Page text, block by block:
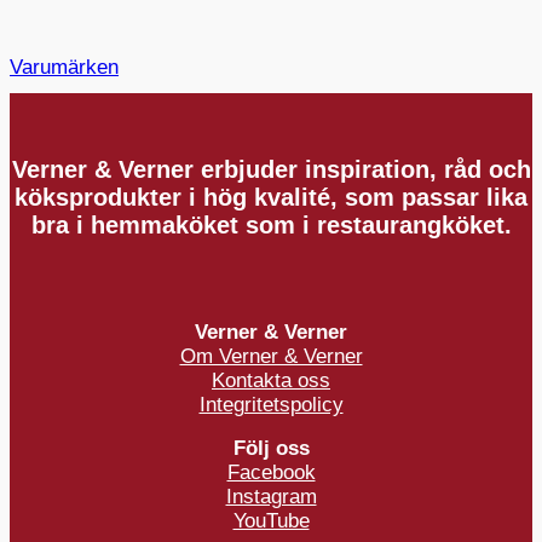
Varumärken
Verner & Verner erbjuder inspiration, råd och
köksprodukter i hög kvalité, som passar lika
bra i hemmaköket som i restaurangköket.
Verner & Verner
Om Verner & Verner
Kontakta oss
Integritetspolicy
Följ oss
Facebook
Instagram
YouTube